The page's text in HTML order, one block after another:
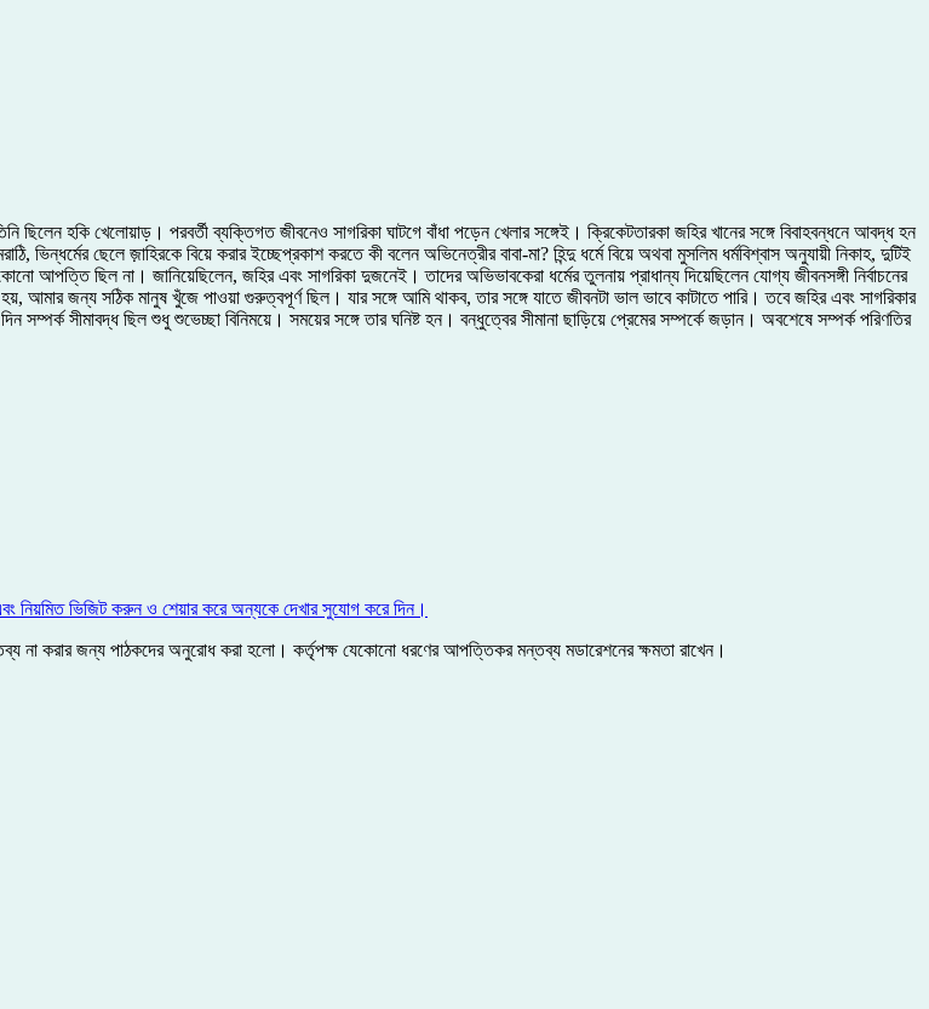
ছিলেন হকি খেলোয়াড়। পরবর্তী ব্যক্তিগত জীবনেও সাগরিকা ঘাটগে বাঁধা পড়েন খেলার সঙ্গেই। ক্রিকেটতারকা জহির খানের সঙ্গে বিবাহবন্ধনে আবদ্ধ হন
ছেলে জ়াহিরকে বিয়ে করার ইচ্ছেপ্রকাশ করতে কী বলেন অভিনেত্রীর বাবা-মা? হিন্দু ধর্মে বিয়ে অথবা মুসলিম ধর্মবিশ্বাস অনুযায়ী নিকাহ, দুটিই
আপত্তি ছিল না। জানিয়েছিলেন, জহির এবং সাগরিকা দুজনেই। তাদের অভিভাবকেরা ধর্মের তুলনায় প্রাধান্য দিয়েছিলেন যোগ্য জীবনসঙ্গী নির্বাচনের
জন্য সঠিক মানুষ খুঁজে পাওয়া গুরুত্বপূর্ণ ছিল। যার সঙ্গে আমি থাকব, তার সঙ্গে যাতে জীবনটা ভাল ভাবে কাটাতে পারি। তবে জহির এবং সাগরিকার
সীমাবদ্ধ ছিল শুধু শুভেচ্ছা বিনিময়ে। সময়ের সঙ্গে তার ঘনিষ্ট হন। বন্ধুত্বের সীমানা ছাড়িয়ে প্রেমের সম্পর্কে জড়ান। অবশেষে সম্পর্ক পরিণতির
নিয়মিত ভিজিট করুন ও শেয়ার করে অন্যকে দেখার সুযোগ করে দিন।
না করার জন্য পাঠকদের অনুরোধ করা হলো। কর্তৃপক্ষ যেকোনো ধরণের আপত্তিকর মন্তব্য মডারেশনের ক্ষমতা রাখেন।